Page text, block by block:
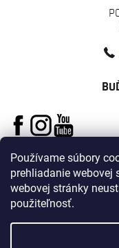
Používame súbory
prehliadanie webovej
webovej stránky
použiteľnosť.